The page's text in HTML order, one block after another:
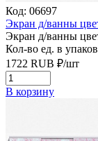
Код: 06697
Экран д/ванны
Экран д/ванны
Кол-во ед. в
1722 RUB ₽/шт
В корзину